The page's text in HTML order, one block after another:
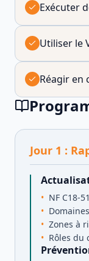
Exécuter
Utiliser le
Réagir en
Jour 1 :
NF C18-
Zones à
Rôles du